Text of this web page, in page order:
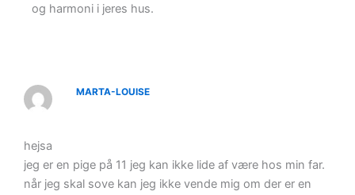
og harmoni i jeres hus.
MARTA-LOUISE
hejsa
jeg er en pige på 11 jeg kan ikke lide af være hos min far.
når jeg skal sove kan jeg ikke vende mig om der er en